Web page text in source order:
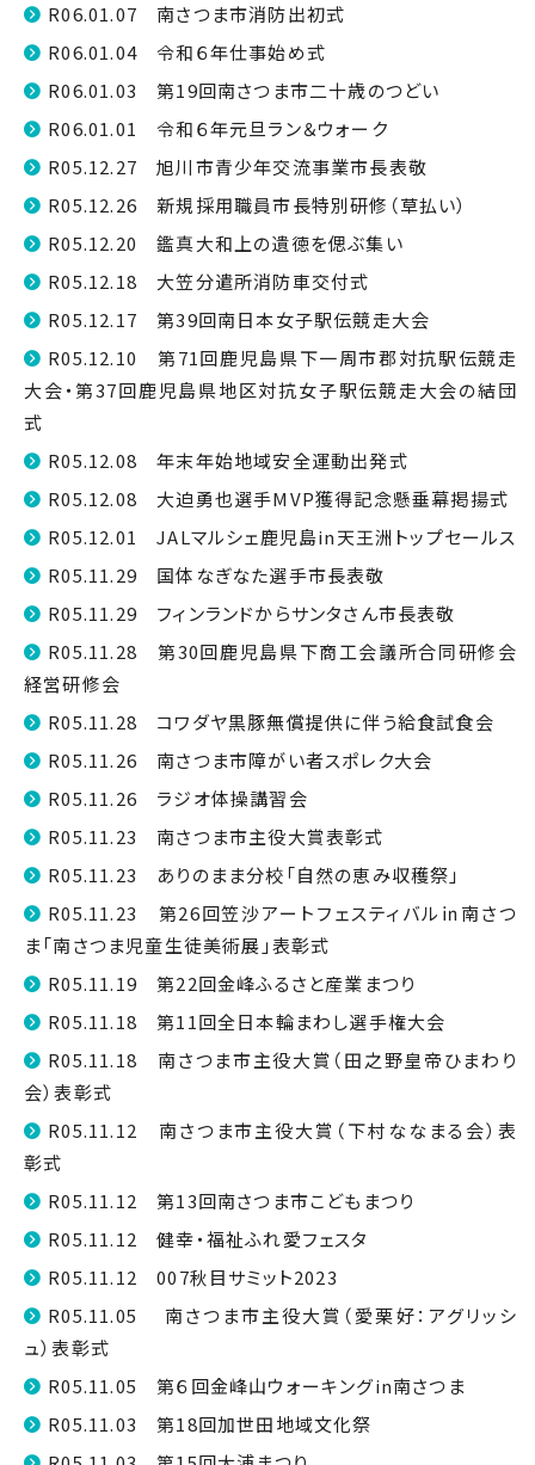
R06.01.07 南さつま市消防出初式
R06.01.04 令和６年仕事始め式
R06.01.03 第19回南さつま市二十歳のつどい
R06.01.01 令和６年元旦ラン＆ウォーク
R05.12.27 旭川市青少年交流事業市長表敬
R05.12.26 新規採用職員市長特別研修（草払い）
R05.12.20 鑑真大和上の遺徳を偲ぶ集い
R05.12.18 大笠分遣所消防車交付式
R05.12.17 第39回南日本女子駅伝競走大会
R05.12.10 第71回鹿児島県下一周市郡対抗駅伝競走
大会・第37回鹿児島県地区対抗女子駅伝競走大会の結団
式
R05.12.08 年末年始地域安全運動出発式
R05.12.08 大迫勇也選手MVP獲得記念懸垂幕掲揚式
R05.12.01 JALマルシェ鹿児島in天王洲トップセールス
R05.11.29 国体なぎなた選手市長表敬
R05.11.29 フィンランドからサンタさん市長表敬
R05.11.28 第30回鹿児島県下商工会議所合同研修会
経営研修会
R05.11.28 コワダヤ黒豚無償提供に伴う給食試食会
R05.11.26 南さつま市障がい者スポレク大会
R05.11.26 ラジオ体操講習会
R05.11.23 南さつま市主役大賞表彰式
R05.11.23 ありのまま分校「自然の恵み収穫祭」
R05.11.23 第26回笠沙アートフェスティバル㏌南さつ
ま「南さつま児童生徒美術展」表彰式
R05.11.19 第22回金峰ふるさと産業まつり
R05.11.18 第11回全日本輪まわし選手権大会
R05.11.18 南さつま市主役大賞（田之野皇帝ひまわり
会）表彰式
R05.11.12 南さつま市主役大賞（下村ななまる会）表
彰式
R05.11.12 第13回南さつま市こどもまつり
R05.11.12 健幸・福祉ふれ愛フェスタ
R05.11.12 007秋目サミット2023
R05.11.05 南さつま市主役大賞（愛栗好：アグリッシ
ュ）表彰式
R05.11.05 第６回金峰山ウォーキングin南さつま
R05.11.03 第18回加世田地域文化祭